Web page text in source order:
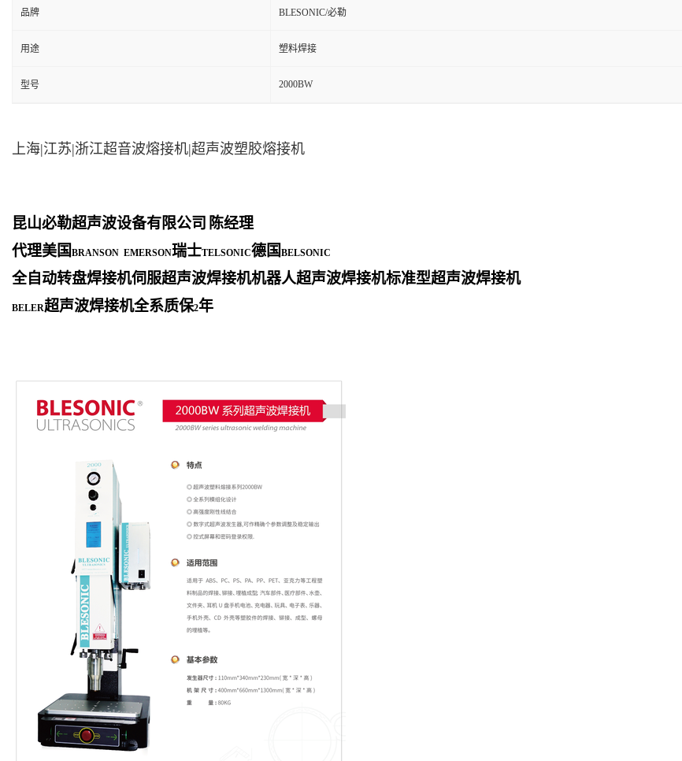
品牌 BLESONIC/必勒
用途 塑料焊接
型号 2000BW
上海|江苏|浙江超音波熔接机|超声波塑胶熔接机
昆山必勒超声波设备有限公司 陈经理
代理美国 BRANSON EMERSON瑞士TELSONIC德国 BELSONIC
全自动转盘焊接机伺服超声波焊接机机器人超声波焊接机标准型超声波焊接机
BELER超声波焊接机全系质保2年